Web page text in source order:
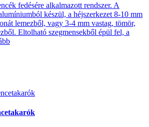
fedésére alkalmazott rendszer. A
készül, a héjszerkezet 8-10 mm
lemezből, vagy 3-4 mm vastag, tömör,
Eltolható szegmensekből épül fel, a